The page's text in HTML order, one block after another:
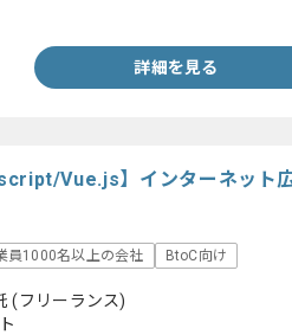
詳細を見る
Vue.js】インターネット
員1000名以上の会社 BtoC向け
(フリーランス)